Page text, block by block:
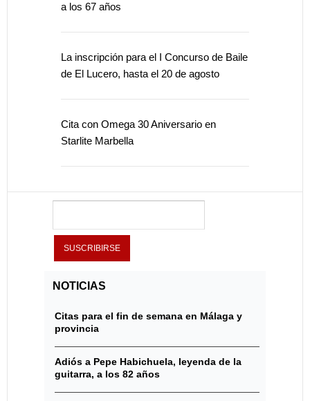
a los 67 años
La inscripción para el I Concurso de Baile
de El Lucero, hasta el 20 de agosto
Cita con Omega 30 Aniversario en
Starlite Marbella
NOTICIAS
Citas para el fin de semana en Málaga y
provincia
Adiós a Pepe Habichuela, leyenda de la
guitarra, a los 82 años